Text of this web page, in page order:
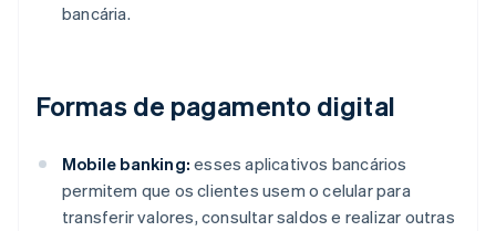
bancária.
Formas de pagamento digital
Mobile banking: esses aplicativos bancários
permitem que os clientes usem o celular para
transferir valores, consultar saldos e realizar outras